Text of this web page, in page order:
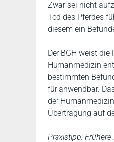
Zwar sei nicht
Tod des Pferdes
diesem ein
Der BGH weist die
Humanmedizin
bestimmten
für anwendbar.
der
Übertragung auf
Praxistipp: